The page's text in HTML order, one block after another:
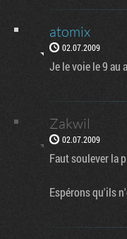
atomix
02.07.2009
Je le voie le 9 au
Zakwil
02.07.2009
Faut soulever la
Espérons qu'ils